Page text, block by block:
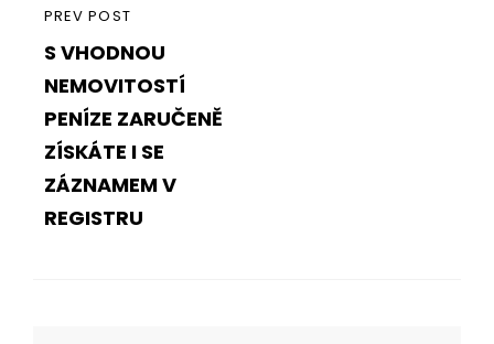
PREVIOUS
POST
PREV POST
S VHODNOU
NEMOVITOSTÍ
PENÍZE ZARUČENĚ
ZÍSKÁTE I SE
ZÁZNAMEM V
REGISTRU